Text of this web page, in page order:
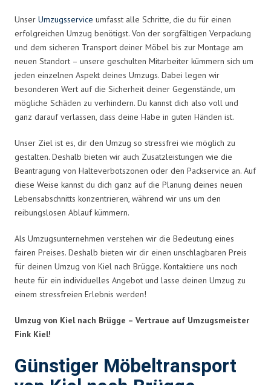
Unser Umzugsservice umfasst alle Schritte, die du für einen
erfolgreichen Umzug benötigst. Von der sorgfältigen Verpackung
und dem sicheren Transport deiner Möbel bis zur Montage am
neuen Standort – unsere geschulten Mitarbeiter kümmern sich um
jeden einzelnen Aspekt deines Umzugs. Dabei legen wir
besonderen Wert auf die Sicherheit deiner Gegenstände, um
mögliche Schäden zu verhindern. Du kannst dich also voll und
ganz darauf verlassen, dass deine Habe in guten Händen ist.
Unser Ziel ist es, dir den Umzug so stressfrei wie möglich zu
gestalten. Deshalb bieten wir auch Zusatzleistungen wie die
Beantragung von Halteverbotszonen oder den Packservice an. Auf
diese Weise kannst du dich ganz auf die Planung deines neuen
Lebensabschnitts konzentrieren, während wir uns um den
reibungslosen Ablauf kümmern.
Als Umzugsunternehmen verstehen wir die Bedeutung eines
fairen Preises. Deshalb bieten wir dir einen unschlagbaren Preis
für deinen Umzug von Kiel nach Brügge. Kontaktiere uns noch
heute für ein individuelles Angebot und lasse deinen Umzug zu
einem stressfreien Erlebnis werden!
Umzug von Kiel nach Brügge – Vertraue auf Umzugsmeister
Fink Kiel!
Günstiger Möbeltransport